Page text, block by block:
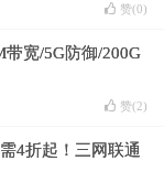
赞(0)
宽/5G防御/200G
赞(2)
4折起！三网联通